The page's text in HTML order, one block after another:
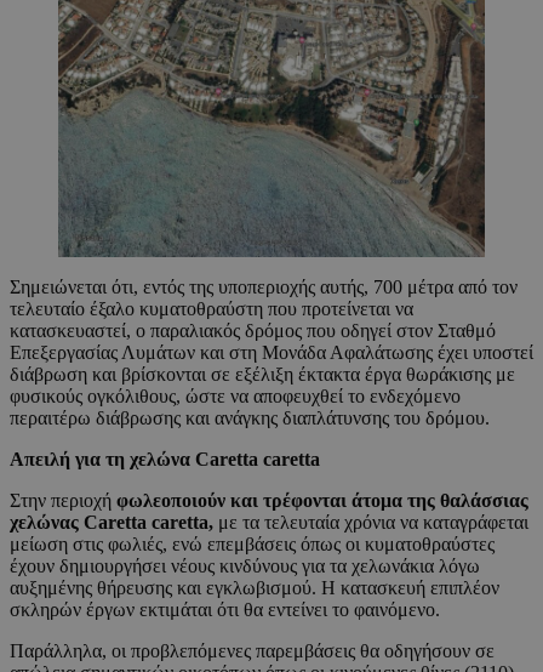
Σημειώνεται ότι, εντός της υποπεριοχής αυτής, 700 μέτρα από τον
τελευταίο έξαλο κυματοθραύστη που προτείνεται να
κατασκευαστεί, ο παραλιακός δρόμος που οδηγεί στον Σταθμό
Επεξεργασίας Λυμάτων και στη Μονάδα Αφαλάτωσης έχει υποστεί
διάβρωση και βρίσκονται σε εξέλιξη έκτακτα έργα θωράκισης με
φυσικούς ογκόλιθους, ώστε να αποφευχθεί το ενδεχόμενο
περαιτέρω διάβρωσης και ανάγκης διαπλάτυνσης του δρόμου.
Απειλή για τη χελώνα Caretta caretta
Στην περιοχή φωλεοποιούν και τρέφονται άτομα της θαλάσσιας
χελώνας Caretta caretta, με τα τελευταία χρόνια να καταγράφεται
μείωση στις φωλιές, ενώ επεμβάσεις όπως οι κυματοθραύστες
έχουν δημιουργήσει νέους κινδύνους για τα χελωνάκια λόγω
αυξημένης θήρευσης και εγκλωβισμού. Η κατασκευή επιπλέον
σκληρών έργων εκτιμάται ότι θα εντείνει το φαινόμενο.
Παράλληλα, οι προβλεπόμενες παρεμβάσεις θα οδηγήσουν σε